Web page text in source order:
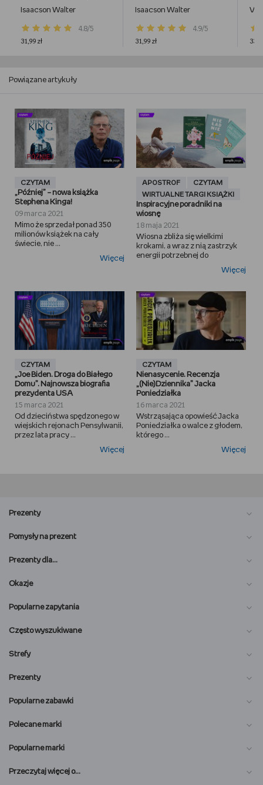
Isaacson Walter
4.8/5
31,99 zł
Isaacson Walter
4.9/5
31,99 zł
Powiązane artykuły
CZYTAM
„Później” – nowa książka
Stephena Kinga!
09 marca 2021
Mimo że sprzedał ponad 350
milionów książek na cały
świecie, nie ...
Więcej
APOSTROF
CZYTAM
WIRTUALNE TARGI KSIĄŻKI
Inspiracyjne poradniki na
wiosnę
18 maja 2021
Wiosna zbliża się wielkimi
krokami, a wraz z nią zastrzyk
energii potrzebnej do
Więcej
CZYTAM
„Joe Biden. Droga do Białego
Domu”. Najnowsza biografia
prezydenta USA
15 marca 2021
Od dzieciństwa spędzonego w
wiejskich rejonach Pensylwanii,
przez lata pracy ...
Więcej
CZYTAM
Nienasycenie. Recenzja
„(Nie)Dziennika” Jacka
Poniedziałka
16 marca 2021
Wstrząsająca opowieść Jacka
Poniedziałka o walce z głodem,
którego ...
Więcej
Prezenty
Pomysły na prezent
Prezenty dla…
Okazje
Popularne zapytania
Często wyszukiwane
Strefy
Prezenty
Popularne zabawki
Polecane marki
Popularne marki
Przeczytaj więcej o…
O nas